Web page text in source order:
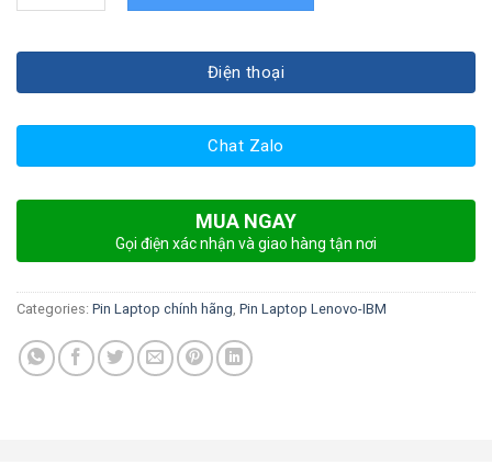
Điện thoại
Chat Zalo
MUA NGAY
Gọi điện xác nhận và giao hàng tận nơi
Categories: Pin Laptop chính hãng Pin Laptop Lenovo-IBM